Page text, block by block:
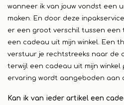
wanneer ik van jouw vondst een
maken. En door deze
er een groot verschil tussen een
een cadeau uit mijn winkel. Een
verstuur je rechtstreeks naar de
terwijl een cadeau uit mijn winkel
ervaring wordt aangeboden aan
Kan ik van ieder artikel een